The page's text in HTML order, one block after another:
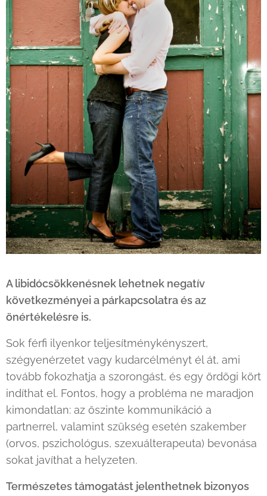
A libidócsökkenésnek lehetnek negatív
következményei a párkapcsolatra és az
önértékelésre is.
Sok férfi ilyenkor teljesítménykényszert,
szégyenérzetet vagy kudarcélményt él át, ami
tovább fokozhatja a szorongást, és egy ördögi kört
indíthat el. Fontos, hogy a probléma ne maradjon
kimondatlan: az őszinte kommunikáció a
partnerrel, valamint szükség esetén szakember
(orvos, pszichológus, szexuálterapeuta) bevonása
sokat javíthat a helyzeten.
Természetes támogatást jelenthetnek bizonyos